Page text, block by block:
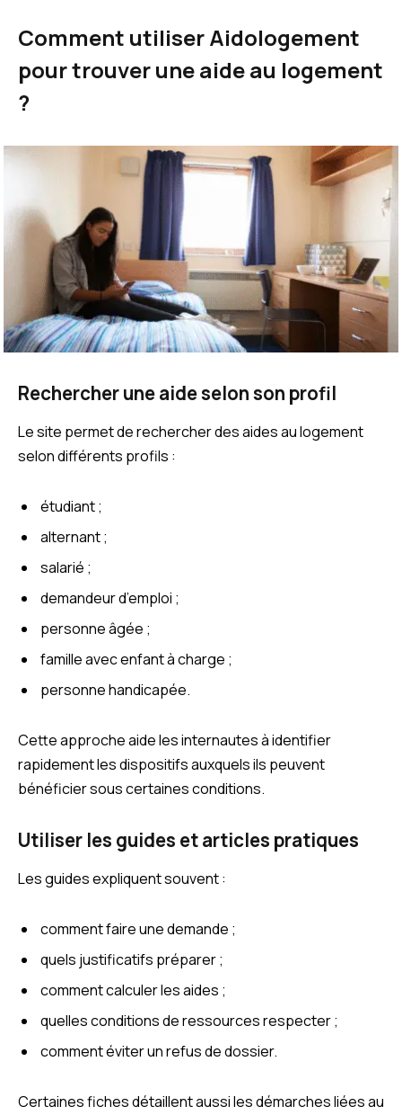
Comment utiliser Aidologement
pour trouver une aide au logement
?
Rechercher une aide selon son profil
Le site permet de rechercher des aides au logement
selon différents profils :
étudiant ;
alternant ;
salarié ;
demandeur d’emploi ;
personne âgée ;
famille avec enfant à charge ;
personne handicapée.
Cette approche aide les internautes à identifier
rapidement les dispositifs auxquels ils peuvent
bénéficier sous certaines conditions.
Utiliser les guides et articles pratiques
Les guides expliquent souvent :
comment faire une demande ;
quels justificatifs préparer ;
comment calculer les aides ;
quelles conditions de ressources respecter ;
comment éviter un refus de dossier.
Certaines fiches détaillent aussi les démarches liées au